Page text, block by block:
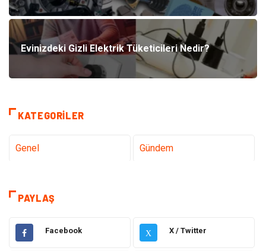
Evinizdeki Gizli Elektrik Tüketicileri Nedir?
KATEGORILER
Genel Gündem
Elektrik Elektronik Gıda
PAYLAŞ
Facebook X X / Twitter